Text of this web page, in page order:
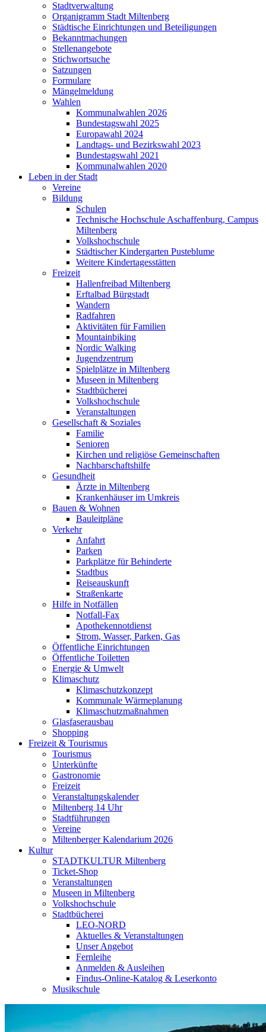
Stadtverwaltung
Organigramm Stadt Miltenberg
Städtische Einrichtungen und Beteiligungen
Bekanntmachungen
Stellenangebote
Stichwortsuche
Satzungen
Formulare
Mängelmeldung
Wahlen
Kommunalwahlen 2026
Bundestagswahl 2025
Europawahl 2024
Landtags- und Bezirkswahl 2023
Bundestagswahl 2021
Kommunalwahlen 2020
Leben in der Stadt
Vereine
Bildung
Schulen
Technische Hochschule Aschaffenburg, Campus
Miltenberg
Volkshochschule
Städtischer Kindergarten Pusteblume
Weitere Kindertagesstätten
Freizeit
Hallenfreibad Miltenberg
Erftalbad Bürgstadt
Wandern
Radfahren
Aktivitäten für Familien
Mountainbiking
Nordic Walking
Jugendzentrum
Spielplätze in Miltenberg
Museen in Miltenberg
Stadtbücherei
Volkshochschule
Veranstaltungen
Gesellschaft & Soziales
Familie
Senioren
Kirchen und religiöse Gemeinschaften
Nachbarschaftshilfe
Gesundheit
Ärzte in Miltenberg
Krankenhäuser im Umkreis
Bauen & Wohnen
Bauleitpläne
Verkehr
Anfahrt
Parken
Parkplätze für Behinderte
Stadtbus
Reiseauskunft
Straßenkarte
Hilfe in Notfällen
Notfall-Fax
Apothekennotdienst
Strom, Wasser, Parken, Gas
Öffentliche Einrichtungen
Öffentliche Toiletten
Energie & Umwelt
Klimaschutz
Klimaschutzkonzept
Kommunale Wärmeplanung
Klimaschutzmaßnahmen
Glasfaserausbau
Shopping
Freizeit & Tourismus
Tourismus
Unterkünfte
Gastronomie
Freizeit
Veranstaltungskalender
Miltenberg 14 Uhr
Stadtführungen
Vereine
Miltenberger Kalendarium 2026
Kultur
STADTKULTUR Miltenberg
Ticket-Shop
Veranstaltungen
Museen in Miltenberg
Volkshochschule
Stadtbücherei
LEO-NORD
Aktuelles & Veranstaltungen
Unser Angebot
Fernleihe
Anmelden & Ausleihen
Findus-Online-Katalog & Leserkonto
Musikschule